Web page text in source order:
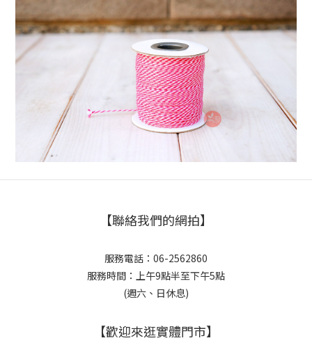
【聯絡我們的網拍】
服務電話：06-2562860
服務時間：上午9點半至下午5點
(週六、日休息)
【歡迎來逛實體門市】